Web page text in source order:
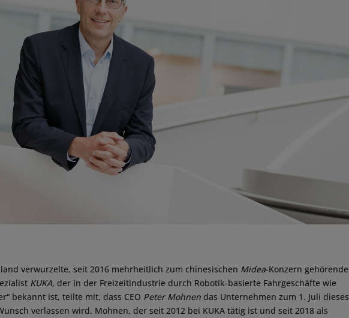
verwurzelte, seit 2016 mehrheitlich zum chinesischen Midea-Konzern gehörende
KUKA, der in der Freizeitindustrie durch Robotik-basierte Fahrgeschäfte wie
bekannt ist, teilte mit, dass CEO Peter Mohnen das Unternehmen zum 1. Juli dieses
verlassen wird. Mohnen, der seit 2012 bei KUKA tätig ist und seit 2018 als